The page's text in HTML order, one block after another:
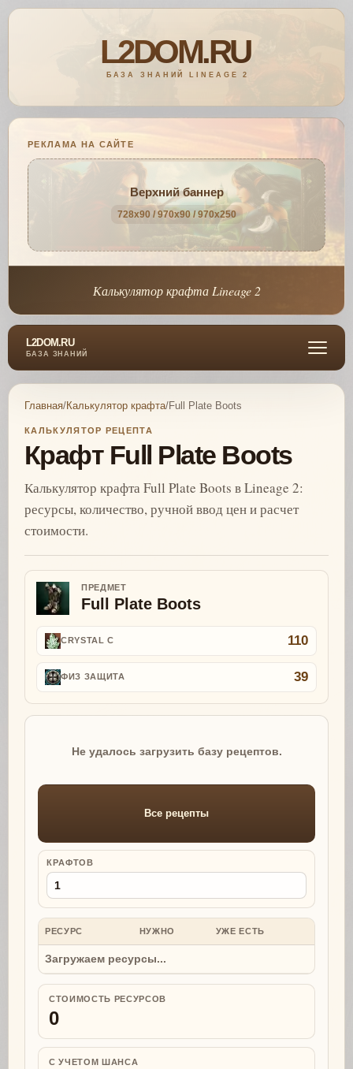
РЕКЛАМА НА САЙТЕ
Верхний баннер
728x90 / 970x90 / 970x250
Калькулятор крафта Lineage 2
L2DOM.RU
БАЗА ЗНАНИЙ
Главная/Калькулятор крафта/Full Plate Boots
КАЛЬКУЛЯТОР РЕЦЕПТА
Крафт Full Plate Boots
Калькулятор крафта Full Plate Boots в Lineage 2:
ресурсы, количество, ручной ввод цен и расчет
стоимости.
ПРЕДМЕТ
Full Plate Boots
CRYSTAL C 110
ФИЗ ЗАЩИТА 39
Не удалось загрузить базу рецептов.
Все рецепты
КРАФТОВ
РЕСУРС НУЖНО УЖЕ ЕСТЬ
Загружаем ресурсы...
СТОИМОСТЬ РЕСУРСОВ
0
С УЧЕТОМ ШАНСА